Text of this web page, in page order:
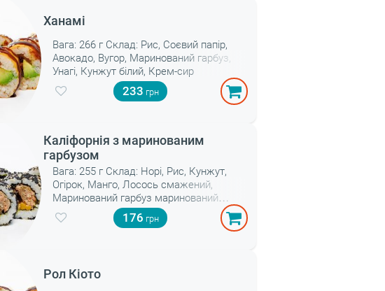
Ханамі
Вага: 266 г Склад: Рис, Соєвий папір,
Авокадо, Вугор, Маринований гарбуз,
Унагі, Кунжут білий, Крем-сир
233
Каліфорнія з маринованим
гарбузом
Вага: 255 г Склад: Норі, Рис, Кунжут,
Огірок, Манго, Лосось смажений,
Маринований гарбуз маринований
гарбуз
176
Рол Кіото